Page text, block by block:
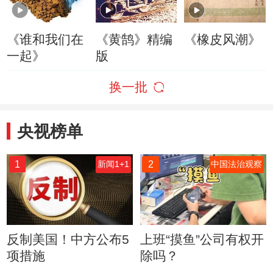
《谁和我们在
一起》
《黄鹄》精编
版
《橡皮风潮》
换一批
央视榜单
1 新闻1+1
反制美国！中方公布5
项措施
2 中国法治观察
上班“摸鱼”公司有权开
除吗？